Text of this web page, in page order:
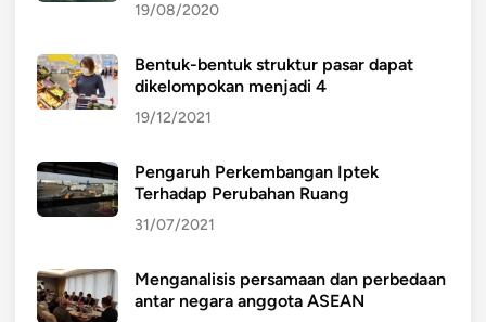
19/08/2020
Bentuk-bentuk struktur pasar dapat
dikelompokan menjadi 4
19/12/2021
Pengaruh Perkembangan Iptek
Terhadap Perubahan Ruang
31/07/2021
Menganalisis persamaan dan perbedaan
antar negara anggota ASEAN